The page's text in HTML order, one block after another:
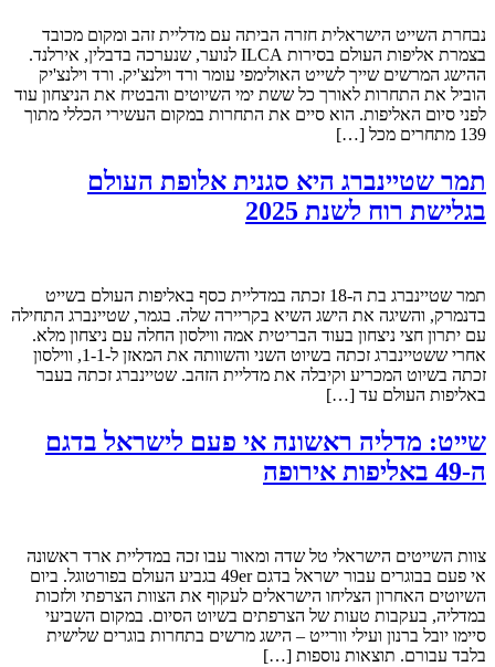
נבחרת השייט הישראלית חזרה הביתה עם מדליית זהב ומקום מכובד
בצמרת אליפות העולם בסירות ILCA לנוער, שנערכה בדבלין, אירלנד.
ההישג המרשים שייך לשייט האולימפי עומר ורד וילנצ'יק. ורד וילנצ'יק
הוביל את התחרות לאורך כל ששת ימי השיוטים והבטיח את הניצחון עוד
לפני סיום האליפות. הוא סיים את התחרות במקום העשירי הכללי מתוך
139 מתחרים מכל […]
תמר שטיינברג היא סגנית אלופת העולם
בגלישת רוח לשנת 2025
תמר שטיינברג בת ה-18 זכתה במדליית כסף באליפות העולם בשייט
בדנמרק, והשיגה את הישג השיא בקריירה שלה. בגמר, שטיינברג התחילה
עם יתרון חצי ניצחון בעוד הבריטית אמה ווילסון החלה עם ניצחון מלא.
אחרי ששטיינברג זכתה בשיוט השני והשוותה את המאזן ל-1-1, ווילסון
זכתה בשיוט המכריע וקיבלה את מדליית הזהב. שטיינברג זכתה בעבר
באליפות העולם עד […]
שייט: מדליה ראשונה אי פעם לישראל בדגם
ה-49 באליפות אירופה
צוות השייטים הישראלי טל שדה ומאור עבו זכה במדליית ארד ראשונה
אי פעם בבוגרים עבור ישראל בדגם 49er בגביע העולם בפורטוגל. ביום
השיוטים האחרון הצליחו הישראלים לעקוף את הצוות הצרפתי ולזכות
במדליה, בעקבות טעות של הצרפתים בשיוט הסיום. במקום השביעי
סיימו יובל ברנון ועילי וורייט – הישג מרשים בתחרות בוגרים שלישית
בלבד עבורם. תוצאות נוספות […]